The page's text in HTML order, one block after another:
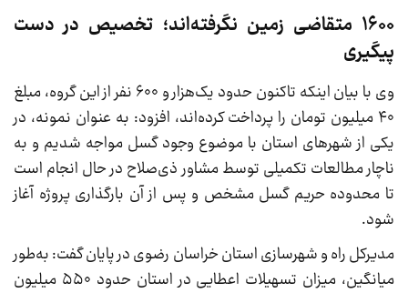
۱۶۰۰ متقاضی زمین نگرفته‌اند؛ تخصیص در دست
پیگیری
وی با بیان اینکه تاکنون حدود یک‌هزار و ۶۰۰ نفر از این گروه، مبلغ
۴۰ میلیون تومان را پرداخت کرده‌اند، افزود: به عنوان نمونه، در
یکی از شهرهای استان با موضوع وجود گسل مواجه شدیم و به
ناچار مطالعات تکمیلی توسط مشاور ذی‌صلاح در حال انجام است
تا محدوده حریم گسل مشخص و پس از آن بارگذاری پروژه آغاز
شود.
مدیرکل راه و شهرسازی استان خراسان رضوی در پایان گفت: به‌طور
میانگین، میزان تسهیلات اعطایی در استان حدود ۵۵۰ میلیون